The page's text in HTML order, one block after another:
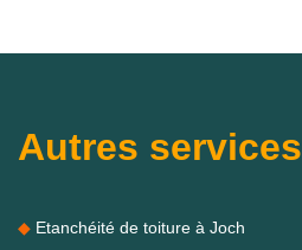
Autres services
Etanchéité de toiture à Joch